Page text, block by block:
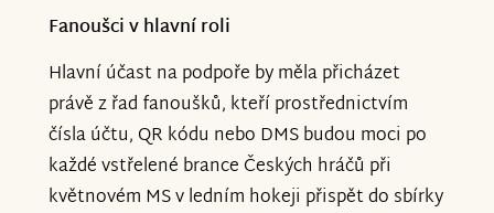
Fanoušci v hlavní roli
Hlavní účast na podpoře by měla přicházet
právě z řad fanoušků, kteří prostřednictvím
čísla účtu, QR kódu nebo DMS budou moci po
každé vstřelené brance Českých hráčů při
květnovém MS v ledním hokeji přispět do sbírky